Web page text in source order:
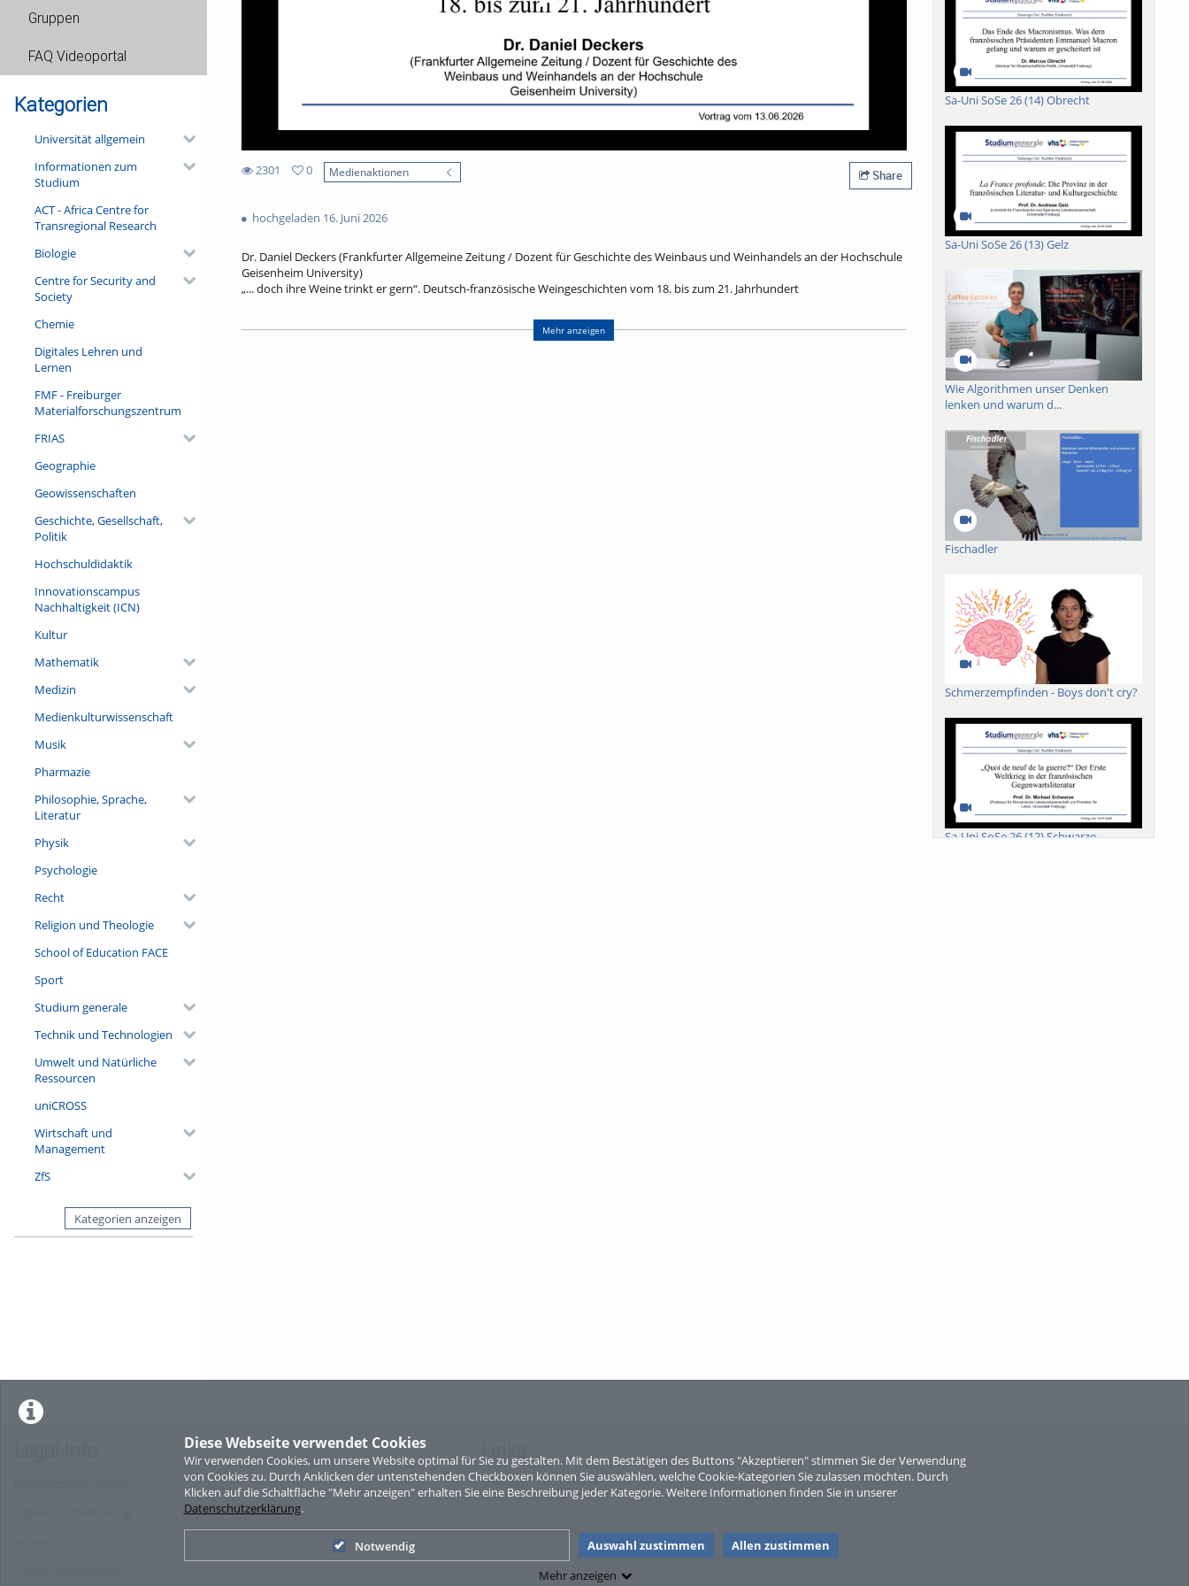
Diese Webseite verwendet Cookies
Wir verwenden Cookies, um unsere Website optimal für Sie zu gestalten. Mit dem Bestätigen des Buttons "Akzeptieren" stimmen Sie der Verwendung
von Cookies zu. Durch Anklicken der untenstehenden Checkboxen können Sie auswählen, welche Cookie-Kategorien Sie zulassen möchten. Durch
Klicken auf die Schaltfläche "Mehr anzeigen" erhalten Sie eine Beschreibung jeder Kategorie. Weitere Informationen finden Sie in unserer
Datenschutzerklärung.
Notwendig Auswahl zustimmen
Allen zustimmen
Mehr anzeigen
Gruppen
FAQ Videoportal
Kategorien
Universität allgemein
Informationen zum
Studium
ACT - Africa Centre for
Transregional Research
Biologie
Centre for Security and
Society
Chemie
Digitales Lehren und
Lernen
FMF - Freiburger
Materialforschungszentrum
FRIAS
Geographie
Geowissenschaften
Geschichte, Gesellschaft,
Politik
Hochschuldidaktik
Innovationscampus
Nachhaltigkeit (ICN)
Kultur
Mathematik
Medizin
Medienkulturwissenschaft
Musik
Pharmazie
Philosophie, Sprache,
Literatur
Physik
Psychologie
Recht
Religion und Theologie
School of Education FACE
Sport
Studium generale
Technik und Technologien
Umwelt und Natürliche
Ressourcen
uniCROSS
Wirtschaft und
Management
ZfS
Kategorien anzeigen
2301
views
0
Medienaktionen Share
hochgeladen 16. Juni 2026
Dr. Daniel Deckers (Frankfurter Allgemeine Zeitung / Dozent für Geschichte des Weinbaus und Weinhandels an der Hochschule
Geisenheim University)
„... doch ihre Weine trinkt er gern“. Deutsch-französische Weingeschichten vom 18. bis zum 21. Jahrhundert
Post aus dem Vaterland des Weins, eine französische Freundin Clara Schumanns errichtet in Berlin ein Lazarett, ein jüdischer
Bankier und ein Bremer Weinhändler kaufen Châteaus, ein deutscher Kaiser kann vom Champagner nicht lassen, und ein
Mehr anzeigen
Sa-Uni SoSe 26 (14) Obrecht
Sa-Uni SoSe 26 (13) Gelz
Wie Algorithmen unser Denken
lenken und warum d...
Fischadler
Schmerzempfinden - Boys don't cry?
Sa-Uni SoSe 26 (12) Schwarze
Sperber
Links
Sitemap